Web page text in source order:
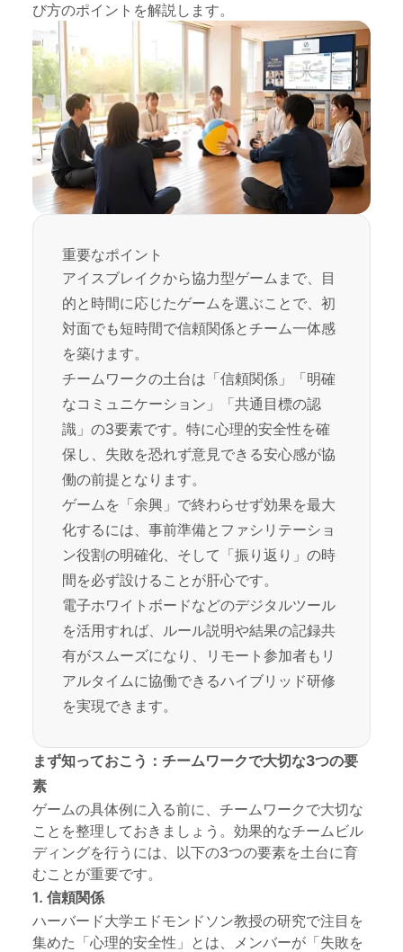
び方のポイントを解説します。
重要なポイント
アイスブレイクから協力型ゲームまで、目
的と時間に応じたゲームを選ぶことで、初
対面でも短時間で信頼関係とチーム一体感
を築けます。
チームワークの土台は「信頼関係」「明確
なコミュニケーション」「共通目標の認
識」の3要素です。特に心理的安全性を確
保し、失敗を恐れず意見できる安心感が協
働の前提となります。
ゲームを「余興」で終わらせず効果を最大
化するには、事前準備とファシリテーショ
ン役割の明確化、そして「振り返り」の時
間を必ず設けることが肝心です。
電子ホワイトボードなどのデジタルツール
を活用すれば、ルール説明や結果の記録共
有がスムーズになり、リモート参加者もリ
アルタイムに協働できるハイブリッド研修
を実現できます。
まず知っておこう：チームワークで大切な3つの要
素
ゲームの具体例に入る前に、チームワークで大切な
ことを整理しておきましょう。効果的なチームビル
ディングを行うには、以下の3つの要素を土台に育
むことが重要です。
1. 信頼関係
ハーバード大学エドモンドソン教授の研究で注目を
集めた「心理的安全性」とは、メンバーが「失敗を